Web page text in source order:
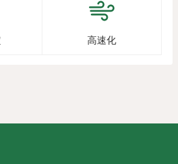
高速化